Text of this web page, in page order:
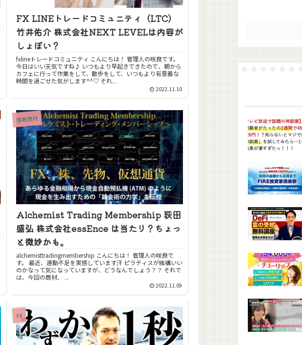
FX LINEトレードコミュニティ（LTC）
竹井佑介 株式会社NEXT LEVELは内容が
しょぼい？
fxlineトレードコミュニティ こんにちは！ 管理人の咲良です。
今日はいい天気ですね♪ いつもより早起きできたので、朝から
カフェに行って作業をして、散歩をして、いつもより有意義な
時間を過ごせた気がします^^♡ それ...
2022.11.10
情報商材
Alchemist Trading Membership 荻田
盛弘 株式会社essEnce は当たり？ちょっ
と微妙かも。
alchemisttradingmembership こんにちは！ 管理人の咲良で
す。 最近、運動不足を実感しています汗 ピラティスが結構いい
のかなって気になっていますが、どうなんでしょう？？ それで
は、今回の商材、 ...
2022.11.09
FX